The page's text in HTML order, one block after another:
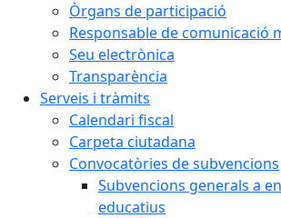
Òrgans de participació
Responsable de comunicació
Seu electrònica
Transparència
Serveis i tràmits
Calendari fiscal
Carpeta ciutadana
Convocatòries de subvencions
Subvencions generals a
educatius